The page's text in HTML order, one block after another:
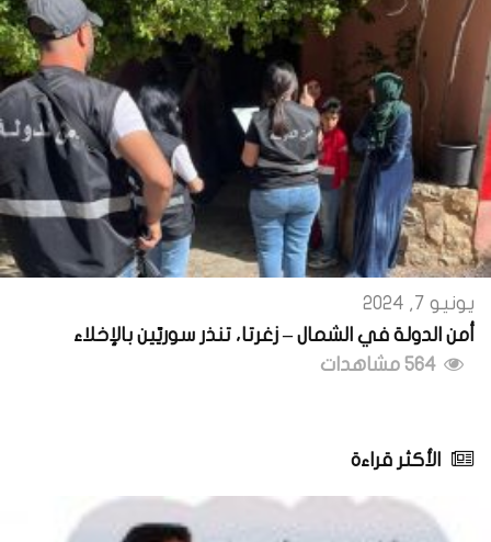
يونيو 7, 2024
أمن الدولة في الشمال – زغرتا، تنذر سوريّين بالإخلاء
الأكثر قراءة